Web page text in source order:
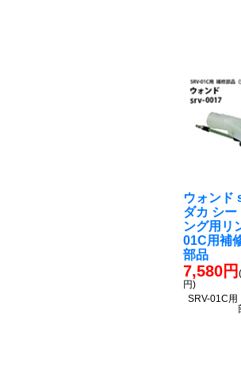
ウォンド
ダカ シー
ング用リ
01C用補
部品
7,580円
円)
SRV-01C